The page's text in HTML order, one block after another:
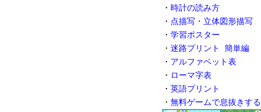
・ 時計の読み方
・ 点描写・立体図形描写
・ 学習ポスター
・ 迷路プリント 簡単編
・ アルファベット表
・ ローマ字表
・ 英語プリント
・ 無料ゲームで息抜きする